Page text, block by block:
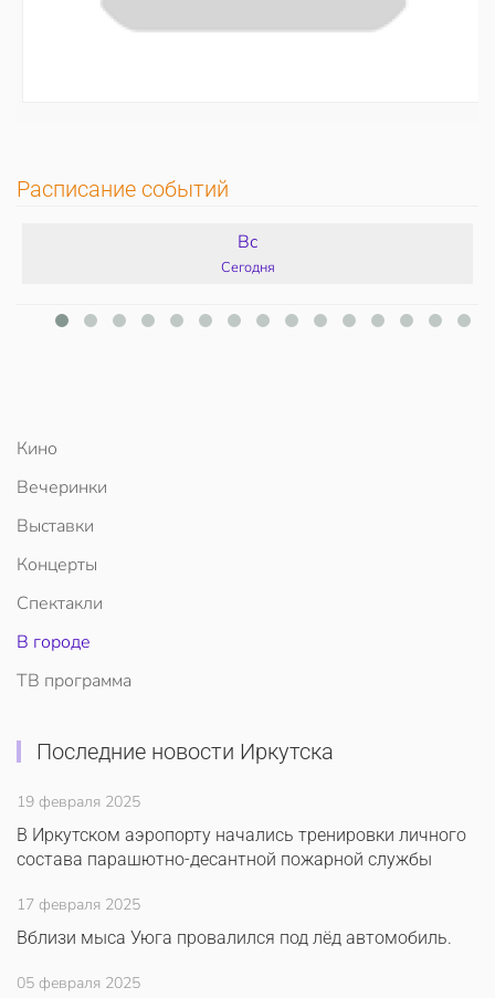
Расписание событий
Вс
Сегодня
Кино
Вечеринки
Выставки
Концерты
Спектакли
В городе
ТВ программа
Последние новости Иркутска
19 февраля 2025
В Иркутском аэропорту начались тренировки личного
состава парашютно-десантной пожарной службы
17 февраля 2025
Вблизи мыса Уюга провалился под лёд автомобиль.
05 февраля 2025